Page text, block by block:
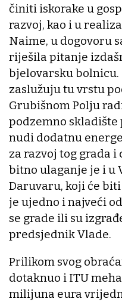
činiti iskorake u
razvoj, kao i u
Naime, u dogovoru
riješila pitanje
bjelovarsku bolnicu.
zaslužuju tu vrstu
Grubišnom Polju
podzemno
nudi dodatnu
za razvoj tog grada i
bitno ulaganje je i u
Daruvaru, koji će
je ujedno i najveći
se grade ili su
predsjednik Vlade.
Prilikom svog
dotaknuo i ITU
milijuna eura